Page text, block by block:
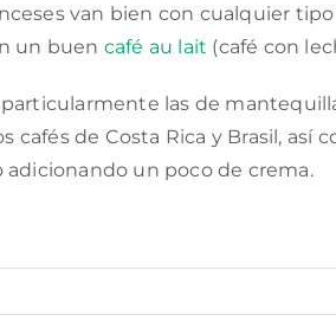
van bien con cualquier
un buen café au lait (café con
las de
de Costa Rica y Brasil, así
adicionando un poco de crema.